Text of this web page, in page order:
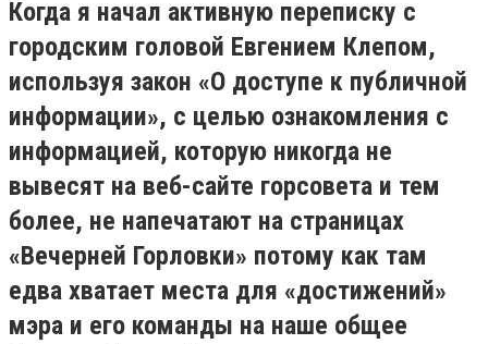
Когда я начал активную переписку с
городским головой Евгением Клепом,
используя закон «О доступе к публичной
информации», с целью ознакомления с
информацией, которую никогда не
вывесят на веб-сайте горсовета и тем
более, не напечатают на страницах
«Вечерней Горловки» потому как там
едва хватает места для «достижений»
мэра и его команды на наше общее